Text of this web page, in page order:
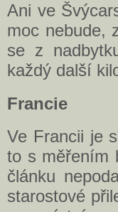
Ani ve
moc nebude,
se z
každý další
Francie
Ve Francii je
to s měřením
článku
starostové